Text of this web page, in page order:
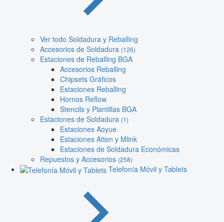
Ver todo Soldadura y Reballing
Accesorios de Soldadura (126)
Estaciones de Reballing BGA
Accesorios Reballing
Chipsets Gráficos
Estaciones Reballing
Hornos Reflow
Stencils y Plantillas BGA
Estaciones de Soldadura (1)
Estaciones Aoyue
Estaciones Atten y Mlink
Estaciones de Soldadura Económicas
Repuestos y Accesorios (258)
Telefonía Móvil y Tablets